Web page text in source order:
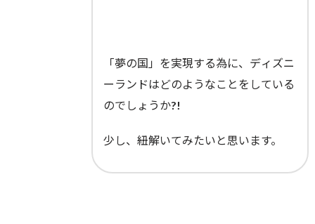
「夢の国」を実現する為に、ディズニ
ーランドはどのようなことをしている
のでしょうか?!
少し、紐解いてみたいと思います。